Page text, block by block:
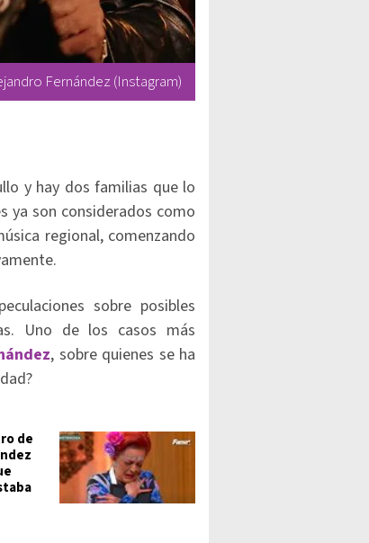
Fernández (Instagram)
y hay dos familias que lo
ya son considerados como
regional, comenzando
sobre posibles
Uno de los casos más
, sobre quienes se ha
de